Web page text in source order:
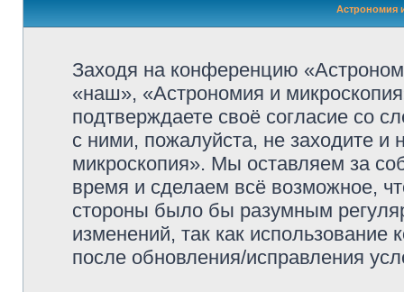
Астрономия
Заходя на конференцию
«наш», «Астрономия и
подтверждаете своё согласие со
с ними, пожалуйста, не заходите
микроскопия». Мы оставляем за
время и сделаем всё возможное,
стороны было бы разумным
изменений, так как
после обновления/исправления